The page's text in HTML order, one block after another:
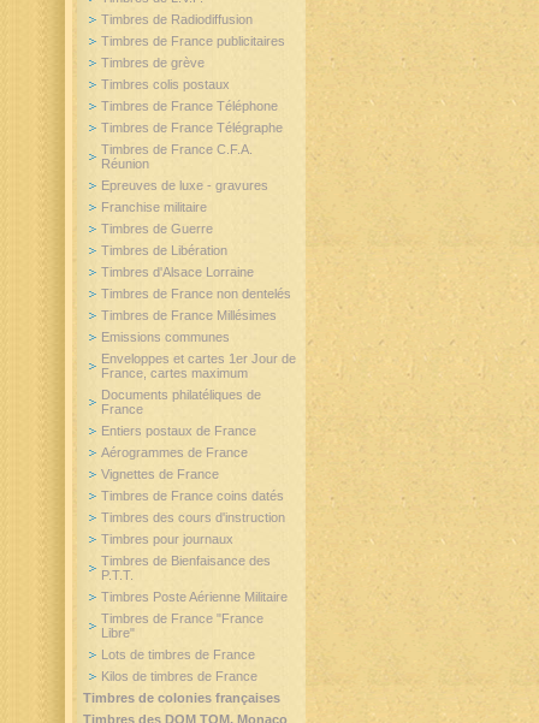
Timbres de Radiodiffusion
Timbres de France publicitaires
Timbres de grève
Timbres colis postaux
Timbres de France Téléphone
Timbres de France Télégraphe
Timbres de France C.F.A.
Réunion
Epreuves de luxe - gravures
Franchise militaire
Timbres de Guerre
Timbres de Libération
Timbres d'Alsace Lorraine
Timbres de France non dentelés
Timbres de France Millésimes
Emissions communes
Enveloppes et cartes 1er Jour de
France, cartes maximum
Documents philatéliques de
France
Entiers postaux de France
Aérogrammes de France
Vignettes de France
Timbres de France coins datés
Timbres des cours d'instruction
Timbres pour journaux
Timbres de Bienfaisance des
P.T.T.
Timbres Poste Aérienne Militaire
Timbres de France "France
Libre"
Lots de timbres de France
Kilos de timbres de France
Timbres de colonies françaises
Timbres des DOM TOM, Monaco